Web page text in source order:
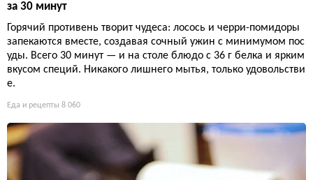
за 30 минут
Горячий противень творит чудеса: лосось и черри-помидоры
запекаются вместе, создавая сочный ужин с минимумом пос
уды. Всего 30 минут — и на столе блюдо с 36 г белка и ярким
вкусом специй. Никакого лишнего мытья, только удовольстви
е.
Еда и рецепты 8 060